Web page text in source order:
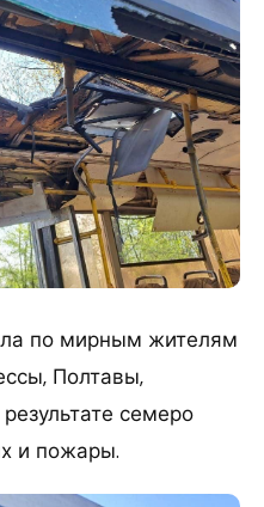
по мирным жителям
Полтавы,
семеро
и пожары.